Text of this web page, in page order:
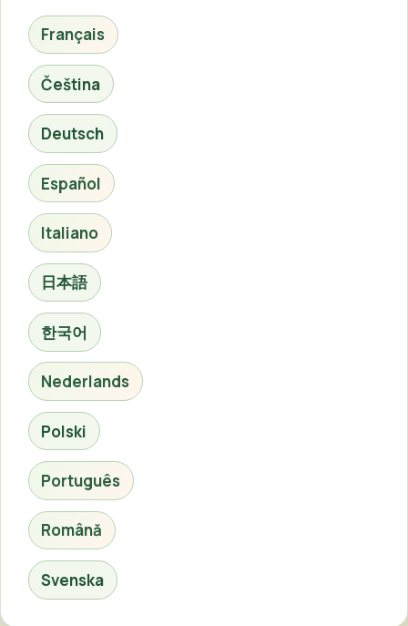
Français
Čeština
Deutsch
Español
Italiano
日本語
한국어
Nederlands
Polski
Português
Română
Svenska